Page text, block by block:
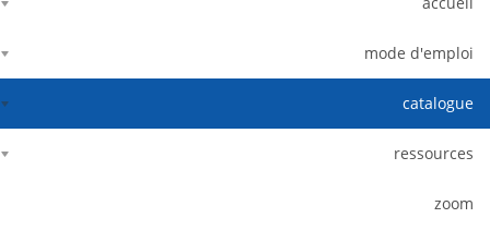
mode d'emploi
catalogue
ressources
zoom